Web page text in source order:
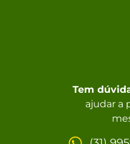
Tem
ajudar a